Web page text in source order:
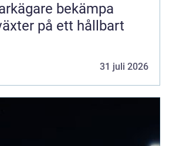
bekämpa
på ett hållbart
31 juli 2026